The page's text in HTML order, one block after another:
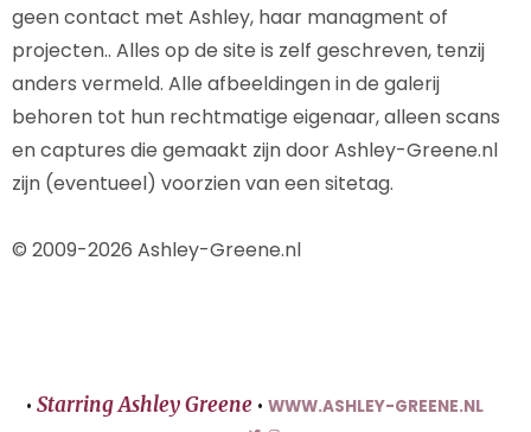
geen contact met Ashley, haar managment of
projecten.. Alles op de site is zelf geschreven, tenzij
anders vermeld. Alle afbeeldingen in de galerij
behoren tot hun rechtmatige eigenaar, alleen scans
en captures die gemaakt zijn door Ashley-Greene.nl
zijn (eventueel) voorzien van een sitetag.
© 2009-2026 Ashley-Greene.nl
• Starring Ashley Greene • WWW.ASHLEY-GREENE.NL